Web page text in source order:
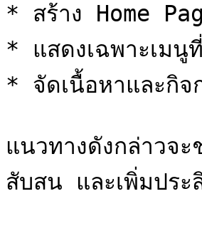
* สร้าง Home
* แสดงเฉพาะเม
* จัดเนื้อหาและกิจ
แนวทางดังกล่าวจ